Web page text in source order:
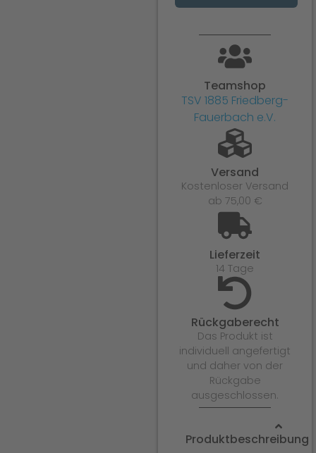
Teamshop
TSV 1885 Friedberg-
Fauerbach e.V.
Versand
Kostenloser Versand
ab 75,00 €
Lieferzeit
14 Tage
Rückgaberecht
Das Produkt ist
individuell angefertigt
und daher von der
Rückgabe
ausgeschlossen.
Produktbeschreibung